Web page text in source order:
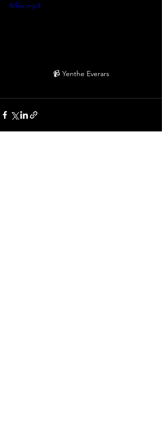
4/file.mp4
📹 Yenthe Everars